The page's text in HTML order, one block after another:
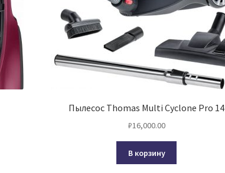
Пылесос Thomas Multi Cyclone Pro 14
₽16,000.00
В корзину